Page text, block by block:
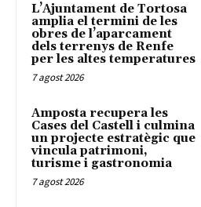
L’Ajuntament de Tortosa
amplia el termini de les
obres de l’aparcament
dels terrenys de Renfe
per les altes temperatures
7 agost 2026
Amposta recupera les
Cases del Castell i culmina
un projecte estratègic que
vincula patrimoni,
turisme i gastronomia
7 agost 2026